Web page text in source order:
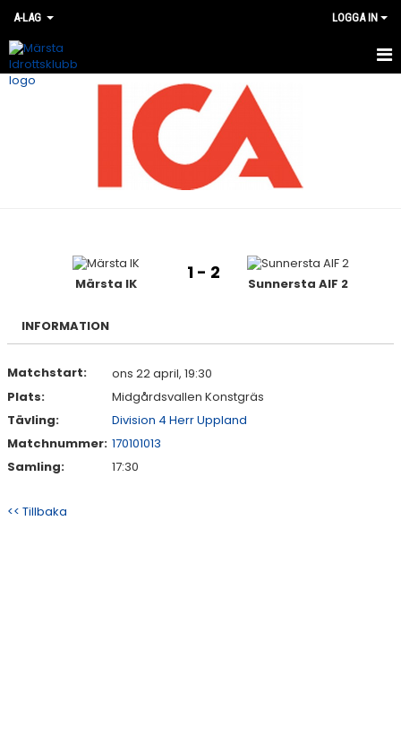
A-LAG LOGGA IN
HEM
KALENDER
TABELLER
Märsta IK
1 - 2
Sunnersta AIF 2
INFORMATION
Matchstart:
ons 22 april, 19:30
Plats:
Midgårdsvallen Konstgräs
Tävling:
Division 4 Herr Uppland
Matchnummer: 170101013
Samling:
17:30
<< Tillbaka